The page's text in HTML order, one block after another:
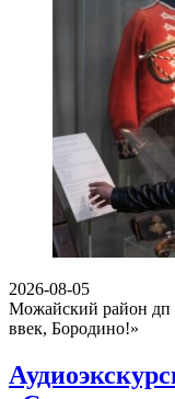
2026-08-05
Можайский район
ввек, Бородино!»